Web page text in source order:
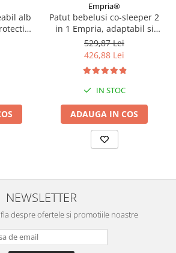
alb
Empria®
Patut bebelusi co-sleeper 2
in 1 Empria, adaptabil si
portabil, transformabil in
bariera pat copii,
40 cm, dimensiune bariera
185 × 40 cm, reglabil pe
529,87 Lei
426,88 Lei
IN STOC
ADAUGA IN COS
NEWSLETTER
despre ofertele si promotiile noastre